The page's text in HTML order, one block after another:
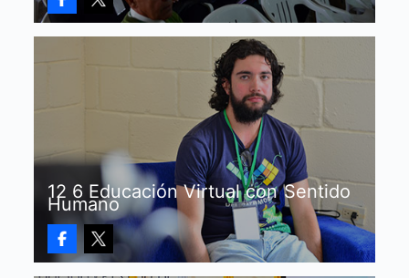
12 6 Educación Virtual con Sentido
Humano